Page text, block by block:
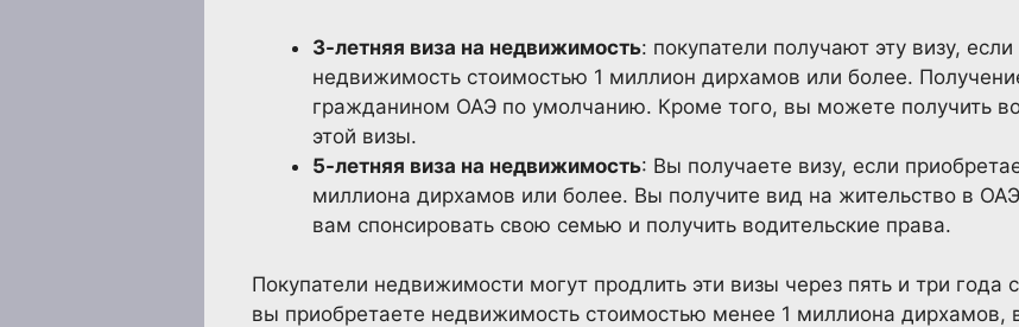
3-летняя виза на недвижимость: покупатели получают эту визу,
недвижимость стоимостью 1 миллион дирхамов или более.
гражданином ОАЭ по умолчанию. Кроме того, вы можете получить
этой визы.
5-летняя виза на недвижимость: Вы получаете визу, если
миллиона дирхамов или более. Вы получите вид на жительство в
вам спонсировать свою семью и получить водительские права.
Покупатели недвижимости могут продлить эти визы через пять и три года
вы приобретаете недвижимость стоимостью менее 1 миллиона дирхамов,